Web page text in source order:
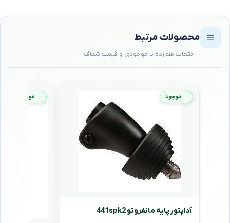
محصولات مرتبط
موجود
آداپتور پایه مانفروتو 441spk2
موجود